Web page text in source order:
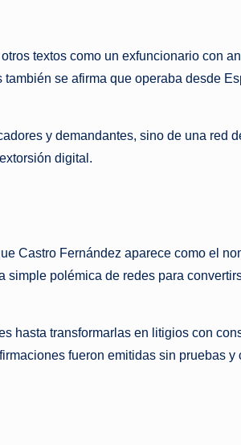
textos como un exfuncionario con
se afirma que operaba desde
y demandantes, sino de una red
digital.
Castro Fernández aparece como el
polémica de redes para
hasta transformarlas en litigios con
fueron emitidas sin pruebas y